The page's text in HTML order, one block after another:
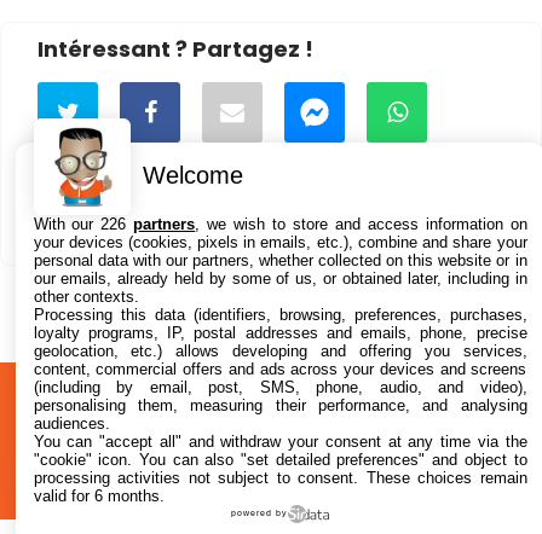
Intéressant ? Partagez !
A
propos
Confidentialité
© 2012-2026
i2CMedia
Welcome
With our 226partners , we wish to store and access information on
your devices (cookies, pixels in emails, etc.), combine and share your
personal data with our partners, whether collected on this website or in
our emails, already held by some of us, or obtained later, including in
other contexts.
Processing this data (identifiers, browsing, preferences, purchases,
loyalty programs, IP, postal addresses and emails, phone, precise
geolocation, etc.) allows developing and offering you services,
content, commercial offers and ads across your devices and screens
(including by email, post, SMS, phone, audio, and video),
personalising them, measuring their performance, and analysing
audiences.
You can "accept all" and withdraw your consent at any time via the
"cookie" icon . You can also "set detailed preferences" and object to
processing activities not subject to consent. These choices remain
valid for 6 months.
powered by